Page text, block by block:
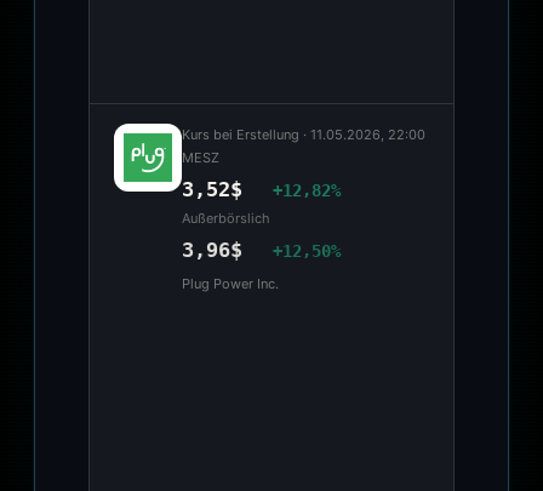
Kurs bei Erstellung · 11.05.2026, 22:00
MESZ
3,52$ +12,82%
Außerbörslich
3,96$ +12,50%
Plug Power Inc.